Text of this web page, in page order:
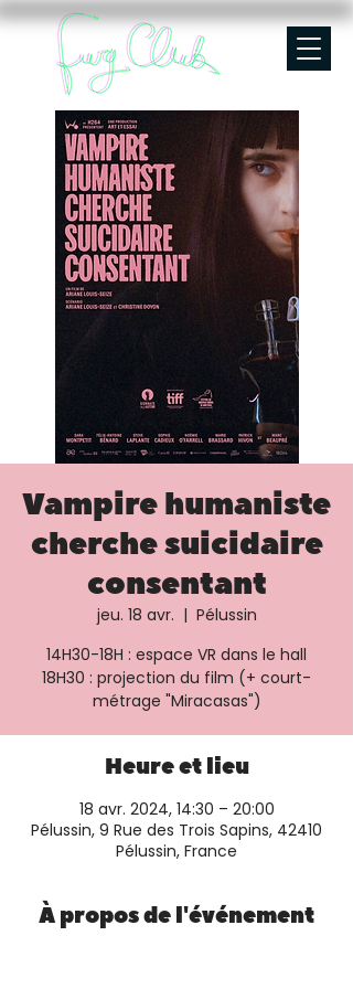
Vampire humaniste
cherche suicidaire
consentant
jeu. 18 avr.
  |
Pélussin
14H30-18H : espace VR dans le hall
18H30 : projection du film (+ court-
métrage "Miracasas")
Heure et lieu
18 avr. 2024, 14:30 – 20:00
Pélussin, 9 Rue des Trois Sapins, 42410
Pélussin, France
À propos de l'événement